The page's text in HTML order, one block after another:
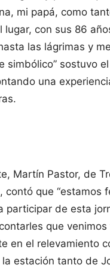
mi papá, como
lugar, con sus 86
las lágrimas y
simbólico” sostuvo
una
Martín Pastor, de
contó que “estamos
participar de esta
que
en el relevamiento
estación tanto de